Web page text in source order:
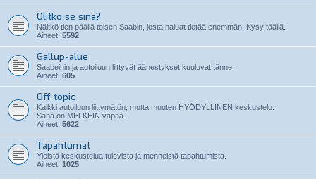
Olitko se sinä?
Näitkö tien päällä toisen Saabin, josta haluat tietää enemmän. Kysy täällä.
Aiheet: 5592
Gallup-alue
Saabeihin ja autoiluun liittyvät äänestykset kuuluvat tänne.
Aiheet: 605
Off topic
Kaikki autoiluun liittymätön, mutta muuten HYÖDYLLINEN keskustelu.
Sana on MELKEIN vapaa.
Aiheet: 5622
Tapahtumat
Yleistä keskustelua tulevista ja menneistä tapahtumista.
Aiheet: 1025